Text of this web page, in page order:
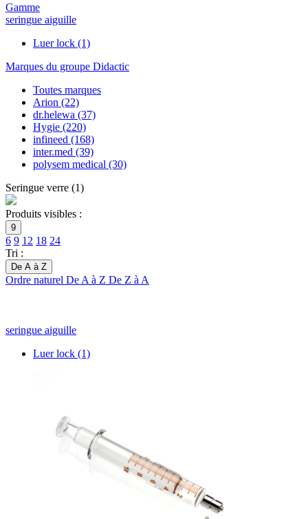
Gamme
seringue aiguille
Luer lock (1)
Marques du groupe Didactic
Toutes marques
Arion (22)
dr.helewa (37)
Hygie (220)
infineed (168)
inter.med (39)
polysem medical (30)
Seringue verre (1)
Produits visibles :
9
6 9 12 18 24
Tri :
De A à Z
Ordre naturel De A à Z De Z à A
seringue aiguille
Luer lock (1)